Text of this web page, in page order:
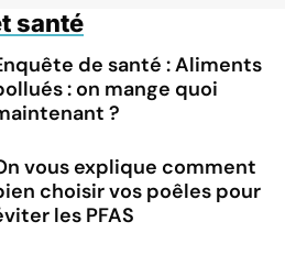
santé
de santé : Aliments
: on mange quoi
?
vous explique comment
choisir vos poêles pour
les PFAS